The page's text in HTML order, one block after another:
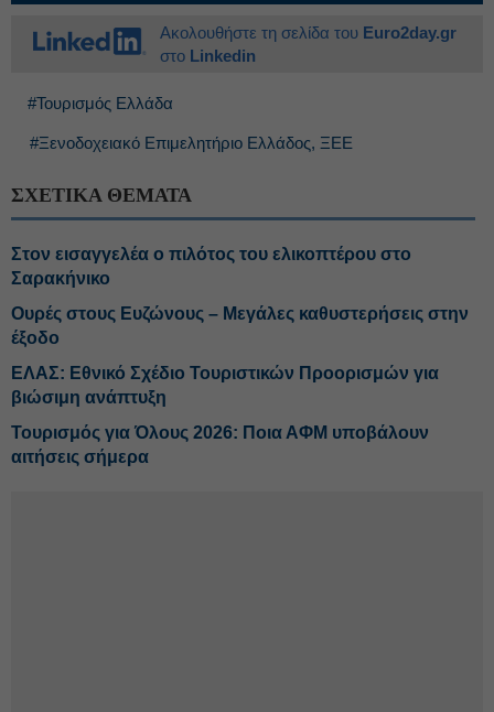
Ακολουθήστε τη σελίδα του Euro2day.gr
στο Linkedin
#Τουρισμός Ελλάδα
#Ξενοδοχειακό Επιμελητήριο Ελλάδος, ΞΕΕ
ΣΧΕΤΙΚΑ ΘΕΜΑΤΑ
Στον εισαγγελέα ο πιλότος του ελικοπτέρου στο
Σαρακήνικο
Ουρές στους Ευζώνους – Μεγάλες καθυστερήσεις στην
έξοδο
ΕΛΑΣ: Εθνικό Σχέδιο Τουριστικών Προορισμών για
βιώσιμη ανάπτυξη
Τουρισμός για Όλους 2026: Ποια ΑΦΜ υποβάλουν
αιτήσεις σήμερα